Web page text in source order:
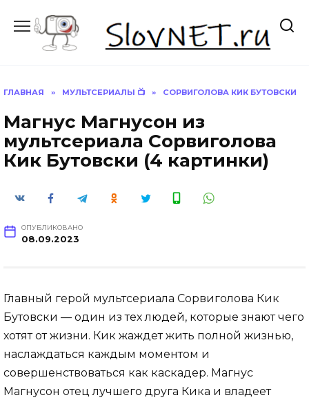
содержанию
ГЛАВНАЯ » МУЛЬТСЕРИАЛЫ 📺 » СОРВИГОЛОВА КИК БУТОВСКИ
Магнус Магнусон из
мультсериала Сорвиголова
Кик Бутовски (4 картинки)
ОПУБЛИКОВАНО
08.09.2023
Главный герой мультсериала Сорвиголова Кик
Бутовски — один из тех людей, которые знают чего
хотят от жизни. Кик жаждет жить полной жизнью,
наслаждаться каждым моментом и
совершенствоваться как каскадер. Магнус
Магнусон отец лучшего друга Кика и владеет